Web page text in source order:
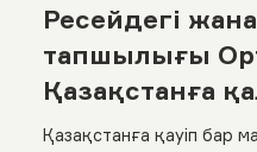
Ресейдегі
тапшылығы
Қазақстанға
Қазақстанға қауіп бар